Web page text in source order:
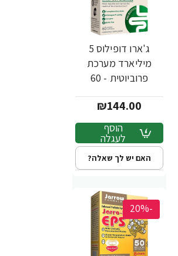
ג'ארו דופילוס 5
מיליארד מערכת
פרוביוטית - 60
Jarrow Formulas
₪144.00
הוסף
לעגלה
האם יש לך שאלה?
-20%